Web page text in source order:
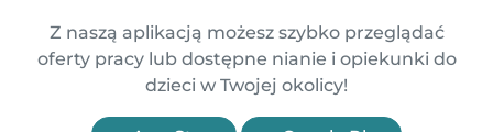
Z naszą aplikacją możesz szybko przeglądać
oferty pracy lub dostępne nianie i opiekunki do
dzieci w Twojej okolicy!